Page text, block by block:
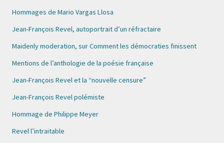
Hommages de Mario Vargas Llosa
Jean-François Revel, autoportrait d’un réfractaire
Maidenly moderation, sur Comment les démocraties finissent
Mentions de l’anthologie de la poésie française
Jean-François Revel et la “nouvelle censure”
Jean-François Revel polémiste
Hommage de Philippe Meyer
Revel l’intraitable